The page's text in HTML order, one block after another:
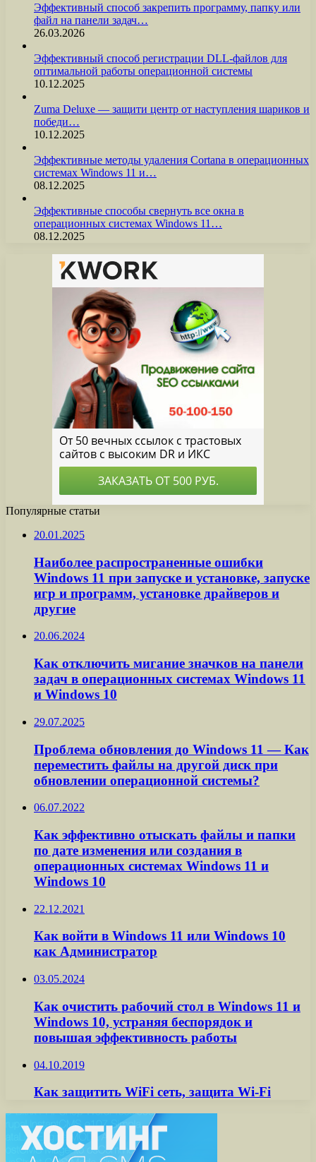
Эффективный способ закрепить программу, папку или
файл на панели задач…
26.03.2026
Эффективный способ регистрации DLL-файлов для
оптимальной работы операционной системы
10.12.2025
Zuma Deluxe — защити центр от наступления шариков и
победи…
10.12.2025
Эффективные методы удаления Cortana в операционных
системах Windows 11 и…
08.12.2025
Эффективные способы свернуть все окна в
операционных системах Windows 11…
08.12.2025
Популярные статьи
20.01.2025
Наиболее распространенные ошибки
Windows 11 при запуске и установке, запуске
игр и программ, установке драйверов и
другие
20.06.2024
Как отключить мигание значков на панели
задач в операционных системах Windows 11
и Windows 10
29.07.2025
Проблема обновления до Windows 11 — Как
переместить файлы на другой диск при
обновлении операционной системы?
06.07.2022
Как эффективно отыскать файлы и папки
по дате изменения или создания в
операционных системах Windows 11 и
Windows 10
22.12.2021
Как войти в Windows 11 или Windows 10
как Администратор
03.05.2024
Как очистить рабочий стол в Windows 11 и
Windows 10, устраняя беспорядок и
повышая эффективность работы
04.10.2019
Как защитить WiFi сеть, защита Wi-Fi